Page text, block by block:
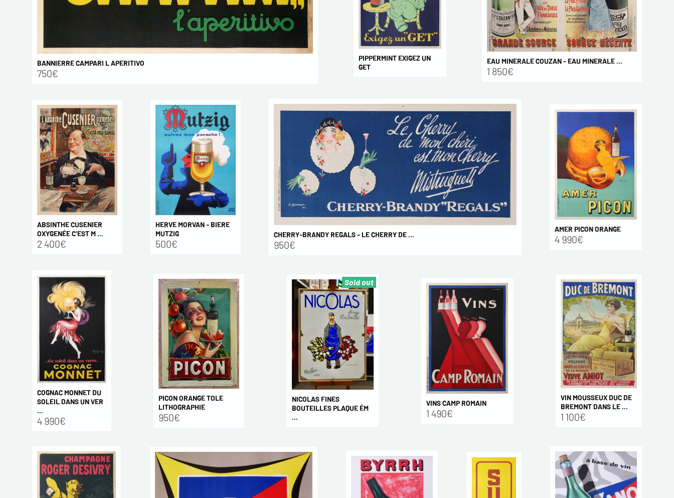
BANNIERRE CAMPARI L APERITIVO
750€
PIPPERMINT EXIGEZ UN
GET
EAU MINERALE COUZAN - EAU MINERALE ...
1 850€
ABSINTHE CUSENIER
OXYGENÉE C'EST M ...
2 400€
HERVE MORVAN - BIERE
MUTZIG
500€
CHERRY-BRANDY REGALS - LE CHERRY DE ...
950€
AMER PICON ORANGE
4 990€
COGNAC MONNET DU
SOLEIL DANS UN VER
...
4 990€
PICON ORANGE TOLE
LITHOGRAPHIE
950€
NICOLAS FINES
BOUTEILLES PLAQUE ÉM
...
Sold out
VINS CAMP ROMAIN
1 490€
VIN MOUSSEUX DUC DE
BREMONT DANS LE ...
1 100€